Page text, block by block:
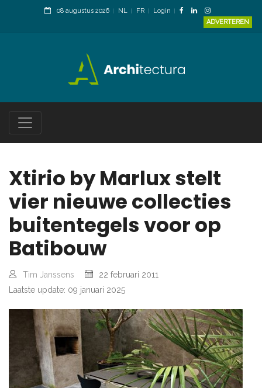
08 augustus 2026 NL FR
Login
ADVERTEREN
Xtirio by Marlux stelt
vier nieuwe collecties
buitentegels voor op
Batibouw
Tim Janssens
22 februari 2011
Laatste update: 09 januari 2025